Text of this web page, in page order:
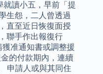
就讀小五，早前「提
生怨，二人曾透過
直至近日恢復面授
聯手作出報復行
准通知書或調整援
的付款期內，連續
申請人或與其同住